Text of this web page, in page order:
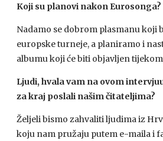
Koji su planovi nakon Eurosonga?
Nadamo se dobrom plasmanu koji
europske turneje, a planiramo i
albumu koji će biti objavljen
Ljudi, hvala vam na ovom
za kraj poslali našim čitateljima?
Željeli bismo zahvaliti ljudima iz
koju nam pružaju putem e-maila i